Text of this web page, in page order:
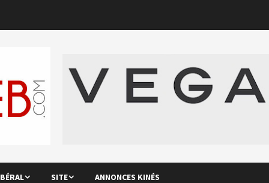
SITE ANNONCES KINÉS